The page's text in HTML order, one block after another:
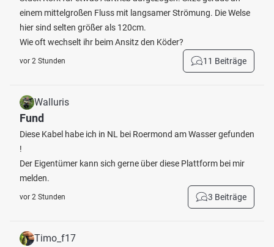
einem mittelgroßen Fluss mit langsamer Strömung. Die Welse
hier sind selten größer als 120cm.
Wie oft wechselt ihr beim Ansitz den Köder?
vor 2 Stunden 11 Beiträge
Walluris
Fund
Diese Kabel habe ich in NL bei Roermond am Wasser gefunden
!
Der Eigentümer kann sich gerne über diese Plattform bei mir
melden.
vor 2 Stunden 3 Beiträge
Timo_f17